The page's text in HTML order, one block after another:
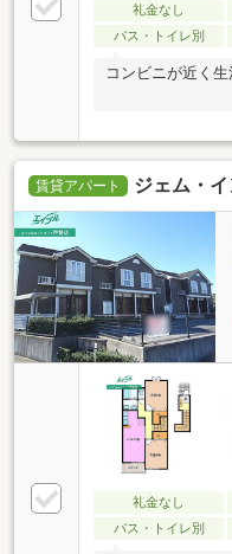
礼金なし
バス・トイレ別
コンビニが近く
賃貸アパート ジェム・
礼金なし
バス・トイレ別